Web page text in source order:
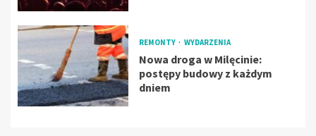
REMONTY WYDARZENIA
Nowa droga w Milęcinie:
postępy budowy z każdym
dniem